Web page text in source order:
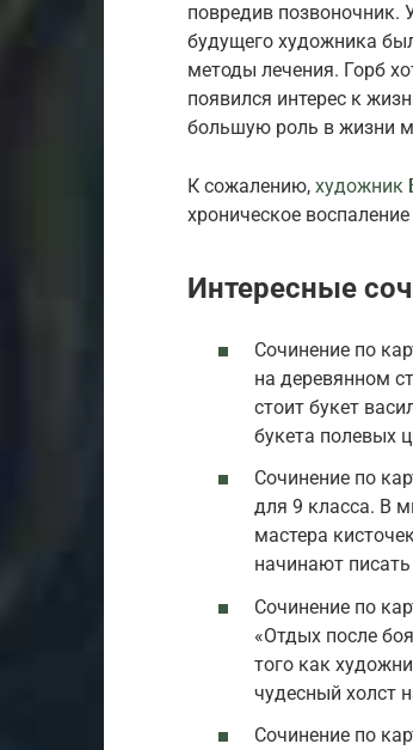
повредив позвоночник.
будущего художника
методы лечения. Горб
появился интерес к
большую роль в жизни
К сожалению, художник
хроническое
Интересные
Сочинение по
на деревянном
стоит букет
букета полевых
Сочинение по
для 9 класса. В
мастера
начинают
Сочинение по
«Отдых после
того как
чудесный холст
Сочинение по